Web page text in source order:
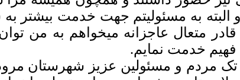
البته به مسئولیتم جهت خدمت بیشتر
قادر متعال عاجزانه میخواهم به من
خدمت نمایم.
تک مردم و مسئولین عزیز شهرستان